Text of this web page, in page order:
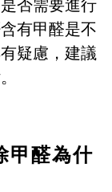
有甲醛是不
疑慮，建議
甲醛為什